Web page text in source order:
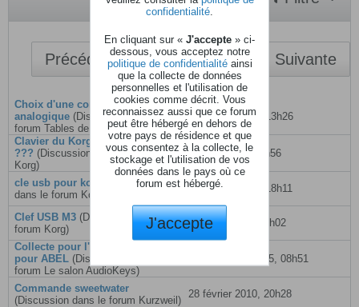
Précédent 1 7 43 Suivante
Choix d'une console de mixage
analogique (Discussion dans le
forum Tables de mixage)
25 janvier 2010, 13h26
Clavier du Korg Kronos cheap
??? (Discussion dans le forum
Korg)
10 avril 2011, 10h56
cle usb pour korg m3
(Discussion
dans le forum Korg
31 janvier 2012, 18h11
Clef USB M3 (Discussion dans le
forum Korg)
01 mars 2010, 12h02
Collecte pour l'achat d'un clavier
pour ABEL (Discussion dans le
forum Le salon AudioKeys)
02 novembre 2015, 08h51
Commande sweetwater
(Discussion dans le forum Kurzweil )
28 février 2010, 20h28
confidentialité
En cliquant sur « J'accepte » ci-
dessous, vous acceptez notre
politique de confidentialitéainsi
que la collecte de données
personnelles et l'utilisation de
cookies comme décrit. Vous
reconnaissez aussi que ce forum
peut être hébergé en dehors de
votre pays de résidence et que
vous consentez à la collecte, le
stockage et l'utilisation de vos
données dans le pays où ce
forum est hébergé.
J'accepte